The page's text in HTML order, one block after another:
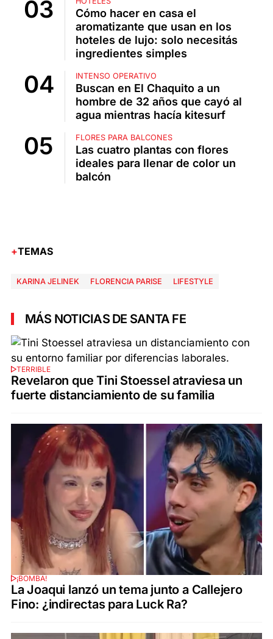
Cómo hacer en casa el
aromatizante que usan en los
hoteles de lujo: solo necesitás
ingredientes simples
INTENSO OPERATIVO
Buscan en El Chaquito a un
hombre de 32 años que cayó al
agua mientras hacía kitesurf
FLORES PARA BALCONES
Las cuatro plantas con flores
ideales para llenar de color un
balcón
TEMAS
KARINA JELINEK FLORENCIA PARISE LIFESTYLE
MÁS NOTICIAS DE SANTA FE
TERRIBLE
Revelaron que Tini Stoessel atraviesa un
fuerte distanciamiento de su familia
¡BOMBA!
La Joaqui lanzó un tema junto a Callejero
Fino: ¿indirectas para Luck Ra?